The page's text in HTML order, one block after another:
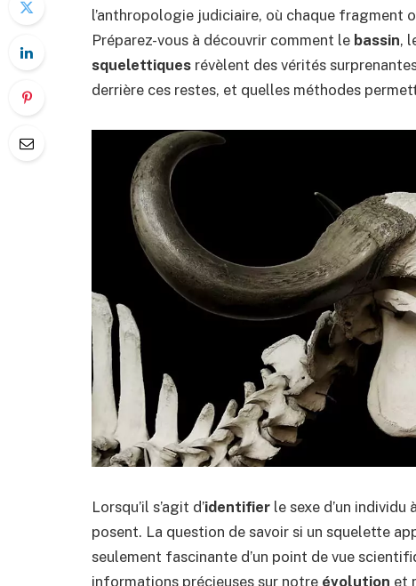
l’anthropologie judiciaire, où chaque fragment
Préparez-vous à découvrir comment le bassin,
squelettiques révèlent des vérités
derrière ces restes, et quelles méthodes
Lorsqu’il s’agit d’identifier le sexe d’un
posent. La question de savoir si un squelette
seulement fascinante d’un point de vue
informations précieuses sur notre évolution et